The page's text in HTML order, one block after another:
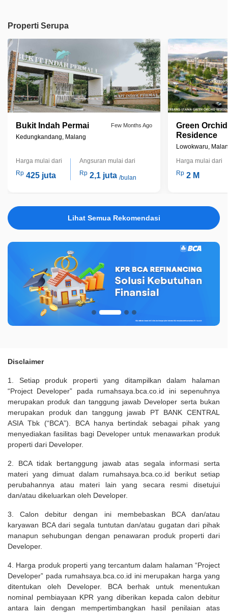
Properti Serupa
Bukit Indah Permai
Kedungkandang, Malang
Few Months Ago
Harga mulai dari
Rp 425 juta
Angsuran mulai dari
Rp 2,1 juta /bulan
Green Orchid
Residence
Lowokwaru,
Harga mulai dari
Rp 2 M
Lihat Semua Rekomendasi
Disclaimer
1. Setiap produk properti yang ditampilkan dalam halaman
“Project Developer” pada rumahsaya.bca.co.id ini sepenuhnya
merupakan produk dan tanggung jawab Developer serta bukan
merupakan produk dan tanggung jawab PT BANK CENTRAL
ASIA Tbk (“BCA”). BCA hanya bertindak sebagai pihak yang
menyediakan fasilitas bagi Developer untuk menawarkan produk
properti dari Developer.
2. BCA tidak bertanggung jawab atas segala informasi serta
materi yang dimuat dalam rumahsaya.bca.co.id berikut setiap
perubahannya atau materi lain yang secara resmi disetujui
dan/atau dikeluarkan oleh Developer.
3. Calon debitur dengan ini membebaskan BCA dan/atau
karyawan BCA dari segala tuntutan dan/atau gugatan dari pihak
manapun sehubungan dengan penawaran produk properti dari
Developer.
4. Harga produk properti yang tercantum dalam halaman “Project
Developer” pada rumahsaya.bca.co.id ini merupakan harga yang
ditentukan oleh Developer. BCA berhak untuk menentukan
nominal pembiayaan KPR yang diberikan kepada calon debitur
antara lain dengan mempertimbangkan hasil penilaian atas